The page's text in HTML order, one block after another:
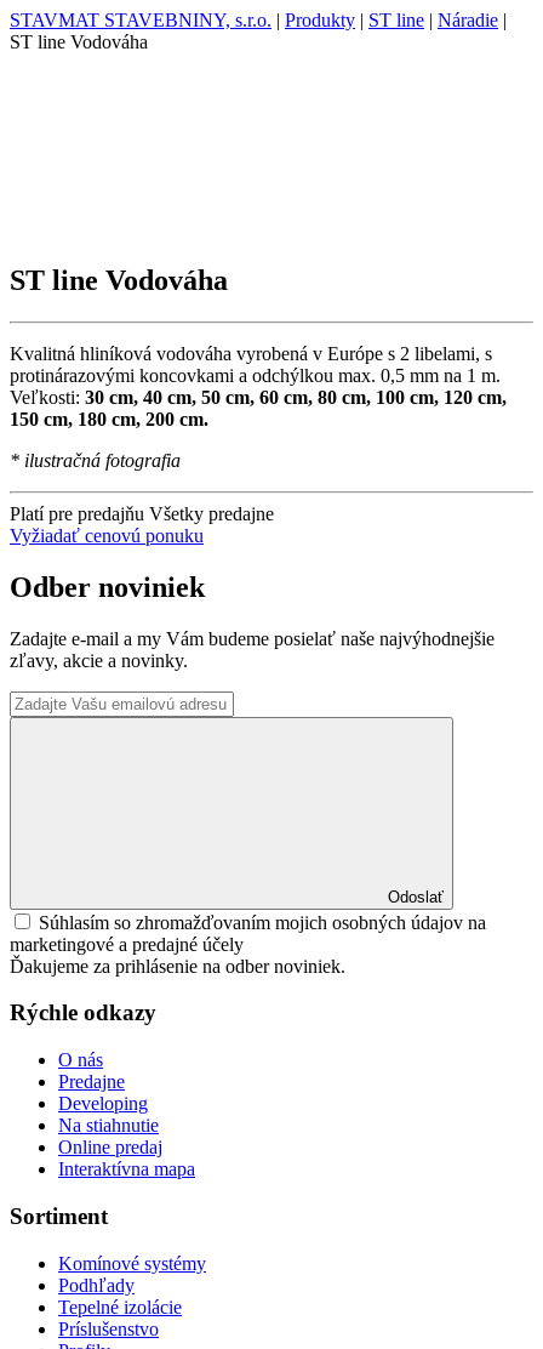
STAVMAT STAVEBNINY, s.r.o. | Produkty | ST line | Náradie |
ST line Vodováha
ST line Vodováha
Kvalitná hliníková vodováha vyrobená v Európe s 2 libelami, s
protinárazovými koncovkami a odchýlkou max. 0,5 mm na 1 m.
Veľkosti: 30 cm, 40 cm, 50 cm, 60 cm, 80 cm, 100 cm, 120 cm,
150 cm, 180 cm, 200 cm.
* ilustračná fotografia
Platí pre predajňu Všetky predajne
Vyžiadať cenovú ponuku
Odber noviniek
Zadajte e-mail a my Vám budeme posielať naše najvýhodnejšie
zľavy, akcie a novinky.
Odoslať
Súhlasím so zhromažďovaním mojich osobných údajov na
marketingové a predajné účely
Ďakujeme za prihlásenie na odber noviniek.
Rýchle odkazy
O nás
Predajne
Developing
Na stiahnutie
Online predaj
Interaktívna mapa
Sortiment
Komínové systémy
Podhľady
Tepelné izolácie
Príslušenstvo